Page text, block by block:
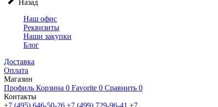
Назад
Наш офис
Реквизиты
Наши закупки
Блог
Доставка
Оплата
Магазин
Профиль Корзина 0 Favorite 0 Сравнить 0
Контакты
+7 (495) 646-50-26 +7 (499) 729-96-41 +7